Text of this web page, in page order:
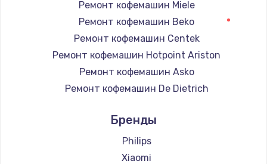
Ремонт кофемашин Miele
Ремонт кофемашин Beko
Ремонт кофемашин Centek
Ремонт кофемашин Hotpoint Ariston
Ремонт кофемашин Asko
Ремонт кофемашин De Dietrich
Ремонт кофемашин Ascaso
Ремонт кофемашин Jura
Ремонт кофемашин Olympia
Бренды
Philips
Xiaomi